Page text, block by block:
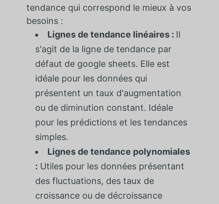
tendance qui correspond le mieux à vos
besoins :
Lignes de tendance linéaires : Il
s'agit de la ligne de tendance par
défaut de google sheets. Elle est
idéale pour les données qui
présentent un taux d'augmentation
ou de diminution constant. Idéale
pour les prédictions et les tendances
simples.
Lignes de tendance polynomiales
: Utiles pour les données présentant
des fluctuations, des taux de
croissance ou de décroissance